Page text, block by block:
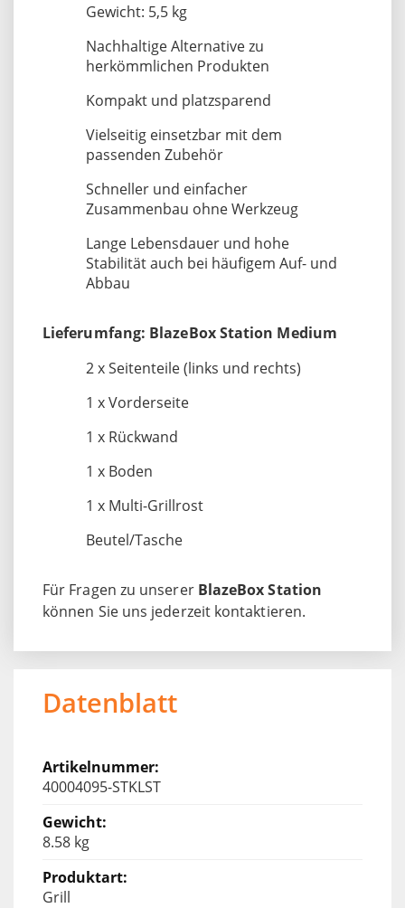
Gewicht: 5,5 kg
Nachhaltige Alternative zu
herkömmlichen Produkten
Kompakt und platzsparend
Vielseitig einsetzbar mit dem
passenden Zubehör
Schneller und einfacher
Zusammenbau ohne Werkzeug
Lange Lebensdauer und hohe
Stabilität auch bei häufigem Auf- und
Abbau
Lieferumfang: BlazeBox Station Medium
2 x Seitenteile (links und rechts)
1 x Vorderseite
1 x Rückwand
1 x Boden
1 x Multi-Grillrost
Beutel/Tasche
Für Fragen zu unserer BlazeBox Station
können Sie uns jederzeit kontaktieren.
Datenblatt
40004095-STKLST
8.58 kg
Grill